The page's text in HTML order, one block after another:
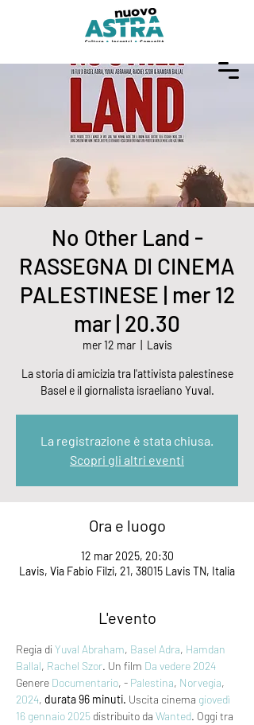
No Other Land -
RASSEGNA DI CINEMA
PALESTINESE | mer 12
mar | 20.30
mer 12 mar
  |
Lavis
La storia di amicizia tra l'attivista palestinese
Basel e il giornalista israeliano Yuval.
La registrazione è stata chiusa.
Scopri gli altri eventi
Ora e luogo
12 mar 2025, 20:30
Lavis, Via Fabio Filzi, 21, 38015 Lavis TN, Italia
L'evento
Regia di Yuval Abraham, Basel Adra, Hamdan
Ballal, Rachel Szor. Un film Da vedere 2024
Genere Documentario, - Palestina, Norvegia,
2024, durata 96 minuti. Uscita cinema giovedì
16 gennaio 2025 distribuito da Wanted. Oggi tra